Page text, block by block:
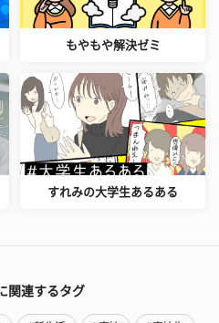
もやもや解決ゼミ
すれみの大学生あるある
関連するタグ